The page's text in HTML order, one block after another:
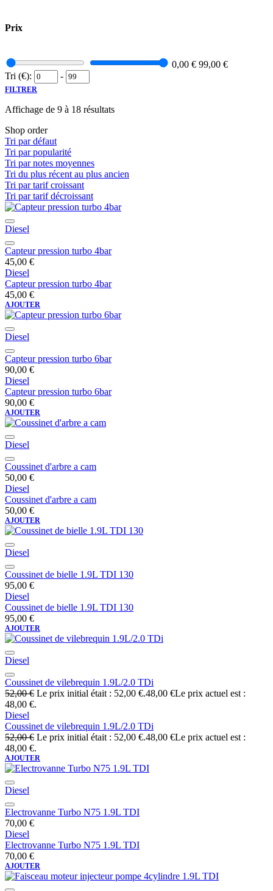
Prix
0,00 € 99,00 €
Tri (€):
-
FILTRER
Affichage de 9 à 18 résultats
Shop order
Tri par défaut
Tri par popularité
Tri par notes moyennes
Tri du plus récent au plus ancien
Tri par tarif croissant
Tri par tarif décroissant
Diesel
Capteur pression turbo 4bar
45,00 €
Diesel
Capteur pression turbo 4bar
45,00 €
AJOUTER
Diesel
Capteur pression turbo 6bar
90,00 €
Diesel
Capteur pression turbo 6bar
90,00 €
AJOUTER
Diesel
Coussinet d'arbre a cam
50,00 €
Diesel
Coussinet d'arbre a cam
50,00 €
AJOUTER
Diesel
Coussinet de bielle 1.9L TDI 130
95,00 €
Diesel
Coussinet de bielle 1.9L TDI 130
95,00 €
AJOUTER
Diesel
Coussinet de vilebrequin 1.9L/2.0 TDi
52,00€ Le prix initial était : 52,00 €.48,00 €Le prix actuel est :
48,00 €.
Diesel
Coussinet de vilebrequin 1.9L/2.0 TDi
52,00€ Le prix initial était : 52,00 €.48,00 €Le prix actuel est :
48,00 €.
AJOUTER
Diesel
Electrovanne Turbo N75 1.9L TDI
70,00 €
Diesel
Electrovanne Turbo N75 1.9L TDI
70,00 €
AJOUTER